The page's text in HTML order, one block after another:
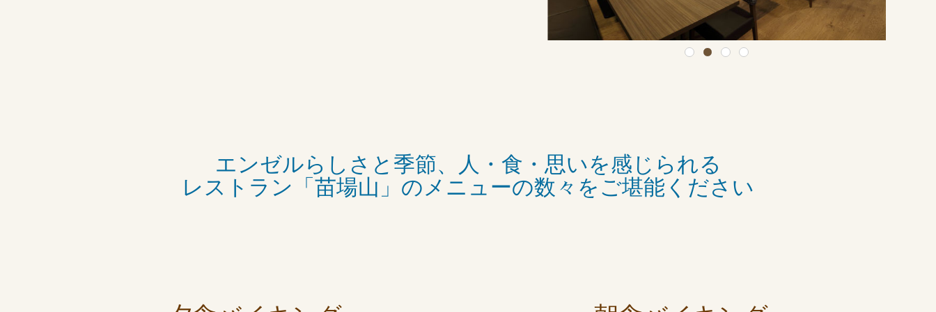
エンゼルらしさと季節、人・食・思いを感じられる
レストラン「苗場山」のメニューの数々をご堪能ください